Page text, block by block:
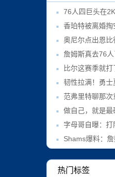
76人四巨头在
香珀特被离婚掏
奥尼尔点出恩比
詹姆斯真去76人
比尔这赛季就打了6
韧性拉满！勇士夏
范弗里特聊那
做自己，就是
字母哥自曝：打阿
Shams爆料：詹
热门标签